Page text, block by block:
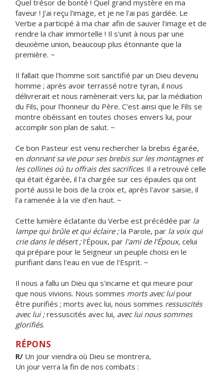
Quel trésor de bonté ! Quel grand mystère en ma
faveur ! J'ai reçu l'image, et je ne l'ai pas gardée. Le
Verbe a participé à ma chair afin de sauver l'image et de
rendre la chair immortelle ! Il s'unit à nous par une
deuxième union, beaucoup plus étonnante que la
première. ~
Il fallait que l'homme soit sanctifié par un Dieu devenu
homme ; après avoir terrassé notre tyran, il nous
délivrerait et nous ramènerait vers lui, par la médiation
du Fils, pour l'honneur du Père. C'est ainsi que le Fils se
montre obéissant en toutes choses envers lui, pour
accomplir son plan de salut. ~
Ce bon Pasteur est venu rechercher la brebis égarée,
en donnant sa vie pour ses brebis sur les montagnes et
les collines où tu offrais des sacrifices. Il a retrouvé celle
qui était égarée, il l'a chargée sur ces épaules qui ont
porté aussi le bois de la croix et, après l'avoir saisie, il
l'a ramenée à la vie d'en haut. ~
Cette lumière éclatante du Verbe est précédée par la
lampe qui brûle et qui éclaire ;la Parole, par la voix qui
crie dans le désert ;l'Époux, par l'ami de l'Époux, celui
qui prépare pour le Seigneur un peuple choisi en le
purifiant dans l'eau en vue de l'Esprit. ~
Il nous a fallu un Dieu qui s'incarne et qui meure pour
que nous vivions. Nous sommes morts avec luipour
être purifiés ; morts avec lui, nous sommes ressuscités
avec lui ;ressuscités avec lui, avec lui nous sommes
glorifiés.
RÉPONS
R/ Un jour viendra où Dieu se montrera,
Un jour verra la fin de nos combats :